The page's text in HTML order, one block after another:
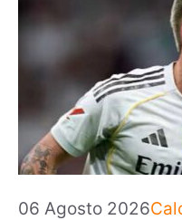
06 Agosto 2026